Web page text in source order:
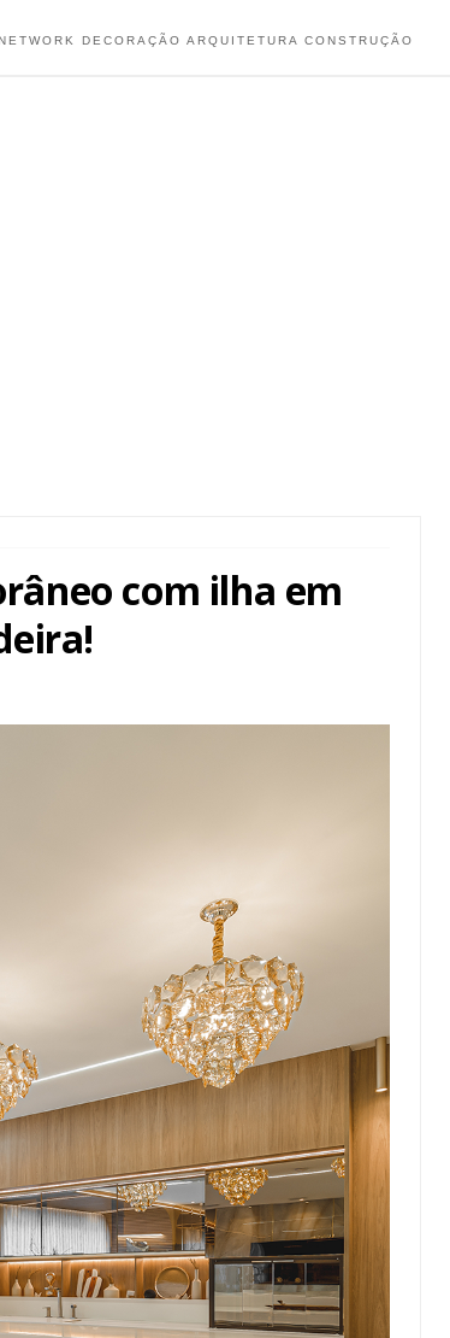
DECORAÇÃO ARQUITETURA CONSTRUÇÃO
com ilha em